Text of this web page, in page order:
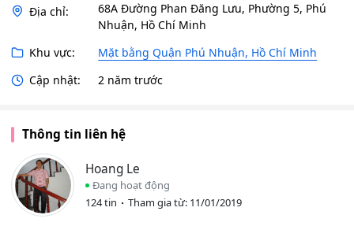
Địa chỉ:
68A Đường Phan Đăng Lưu, Phường 5, Phú
Nhuận, Hồ Chí Minh
Khu vực:
Mặt bằng Quận Phú Nhuận, Hồ Chí Minh
Cập nhật:
2 năm trước
Thông tin liên hệ
Hoang Le
Đang hoạt động
124 tin
Tham gia từ: 11/01/2019